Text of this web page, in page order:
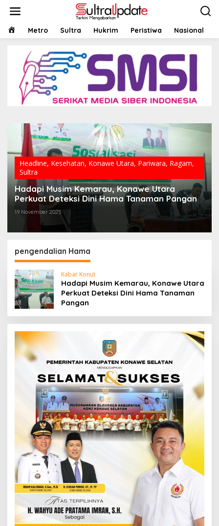
HOMEMetro Sultra Hukrim Peristiwa Nasional
Headline, Kesehatan, Konawe Utara, Pariwara, Ragam,
Sultra
Hadapi Musim Kemarau, Konawe Utara
Perkuat Deteksi Dini Hama Tanaman Pangan
19 November 2025
pengendalian Hama
Kabar Konut
Hadapi Musim Kemarau, Konawe Utara
Perkuat Deteksi Dini Hama Tanaman
Pangan